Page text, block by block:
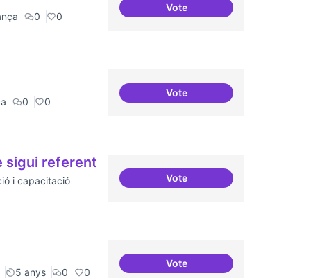
0 0
VoteProcés participatiu
0 0
VoteIA i drets humans
sigui referent
i capacitació
VoteTenir un programa formatiu
5 anys 0 0
VoteIdees per la millora